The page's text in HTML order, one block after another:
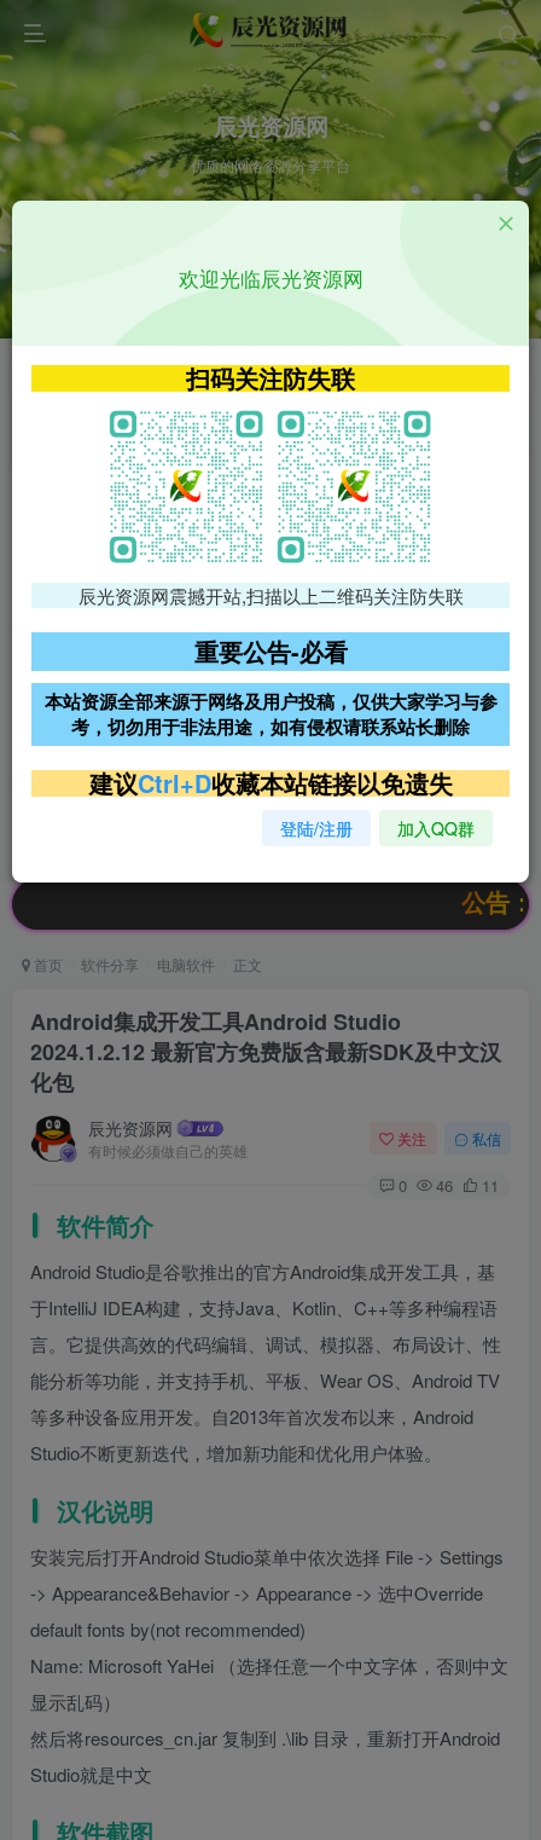
辰光资源网
优质的网络资源分享平台
VIP特权介绍 APP源码
VIP特权介绍
火
VIP特权介绍
影视源码
影视源码
免费领支付宝红包
腾讯轻量4核4G3M服务器38元/
阿里云2核2G200M服务器68元/
年
雨云高防免备案服务器
超低价文字广告位招租 超低价文字广告位招租
超低价文字广告位招租
公告：欢迎
首页 软件分享 电脑软件 正文
Android集成开发工具Android Studio
2024.1.2.12 最新官方免费版含最新SDK及中文汉
化包
辰光资源网
有时候必须做自己的英雄
关注 私信
0 46 11
软件简介
Android Studio是谷歌推出的官方Android集成开发工具，基
于IntelliJ IDEA构建，支持Java、Kotlin、C++等多种编程语
言。它提供高效的代码编辑、调试、模拟器、布局设计、性
能分析等功能，并支持手机、平板、Wear OS、Android TV
等多种设备应用开发。自2013年首次发布以来，Android
Studio不断更新迭代，增加新功能和优化用户体验。
汉化说明
安装完后打开Android Studio菜单中依次选择 File -> Settings
-> Appearance&Behavior -> Appearance -> 选中Override
default fonts by(not recommended)
Name: Microsoft YaHei （选择任意一个中文字体，否则中文
显示乱码）
然后将resources_cn.jar 复制到 .\lib 目录，重新打开Android
Studio就是中文
软件截图
欢迎光临辰光资源网
扫码关注防失联
辰光资源网震撼开站,扫描以上二维码关注防失联
重要公告-必看
本站资源全部来源于网络及用户投稿，仅供大家学习与参
考，切勿用于非法用途，如有侵权请联系站长删除
建议Ctrl+D收藏本站链接以免遗失
登陆/注册 加入QQ群